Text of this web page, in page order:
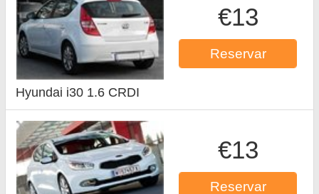
€13
Reservar
Hyundai i30 1.6 CRDI
€13
Reservar